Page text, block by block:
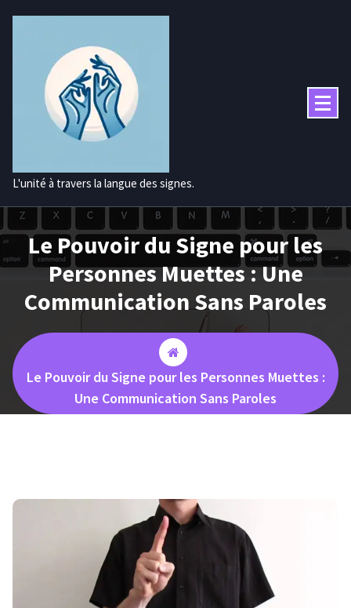
L'unité à travers la langue des signes.
Le Pouvoir du Signe pour les
Personnes Muettes : Une
Communication Sans Paroles
Le Pouvoir du Signe pour les Personnes Muettes :
Une Communication Sans Paroles